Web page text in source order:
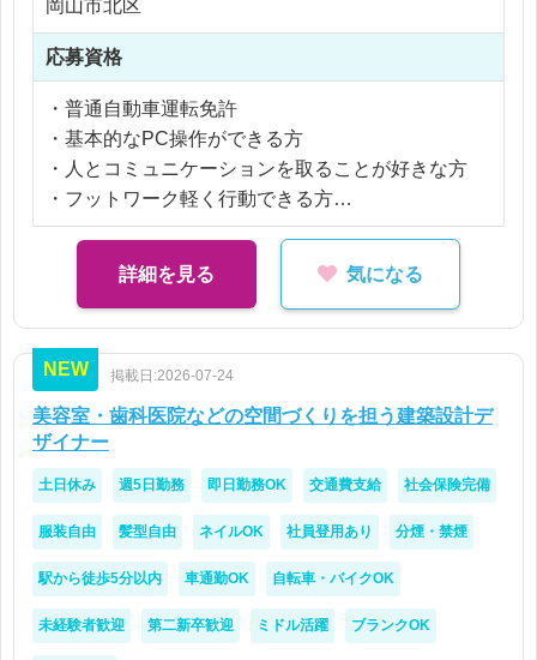
信、広告などを社内で対応できる体制があります。
そのため、単に決まった商品を売る営業ではなく、
社内の制作・技術・Web部門と連携しながら、クラ
イアントに合わせた提案を組み立てられることが大
きな特徴です。
過去には、自治体関連のイルミネーションイベン
信、岡山で開催された大型配信イベントなど、地域
に関わるさまざまなプロジェクトを手がけていま
す。
メイン担当として案件を進める場面もありますが、
務を覚えていただきます。大きな案件では、2〜3ヶ
【具体的な業務内容】
・企業、自治体、広告代理店などへの企画提案
・イベント、プロモーション、映像、Web、配信な
どの提案営業
・クライアントへのヒアリング、課題整理
年収 3,000,000 〜 4,000,000円
※応相談
※ご経験により優遇
※交通費支給
※残業代全額支給
※残業20時間以内
岡山市北区
応募資格
・普通自動車運転免許
・基本的なPC操作ができる方
・人とコミュニケーションを取ることが好きな方
・フットワーク軽く行動できる方
仕事の経験があり、前向きに学べる方であれば相談
詳細を見る 気になる
NEW 掲載日:2026-07-24
美容室・歯科医院などの空間づくりを担う建築設計デ
ザイナー
土日休み 週5日勤務 即日勤務OK 交通費支給 社会保険完備
服装自由 髪型自由 ネイルOK 社員登用あり 分煙・禁煙
駅から徒歩5分以内 車通勤OK 自転車・バイクOK
未経験者歓迎 第二新卒歓迎 ミドル活躍 ブランクOK